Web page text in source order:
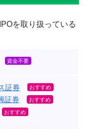
を取り扱っている
証券
証券